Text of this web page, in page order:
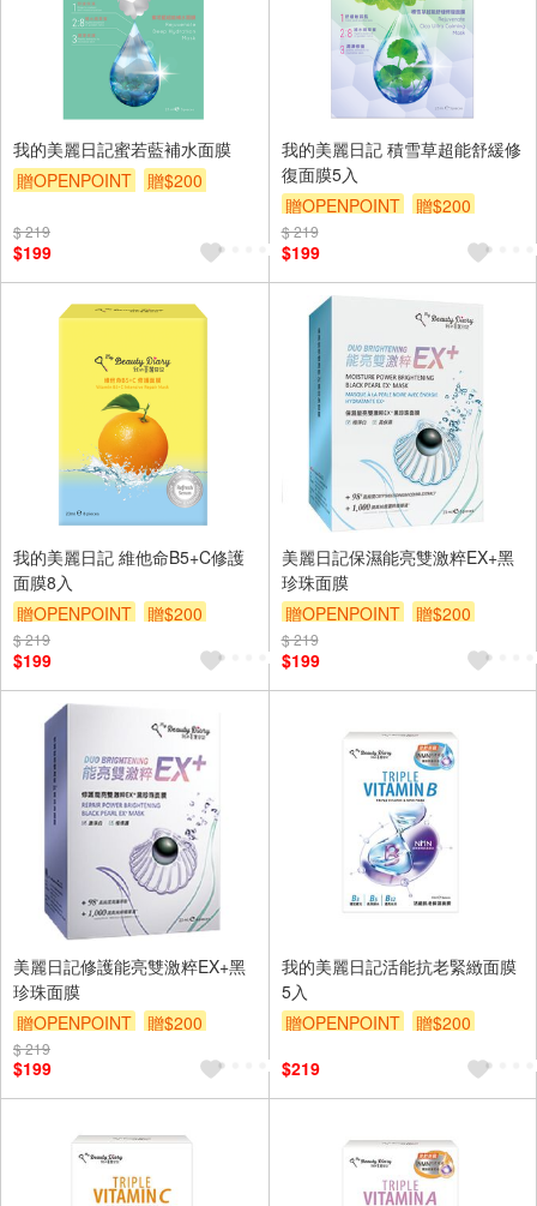
我的美麗日記蜜若藍補水面膜
贈OPENPOINT
贈$200
$ 219
$199
我的美麗日記 積雪草超能舒緩修
復面膜5入
贈OPENPOINT
贈$200
$ 219
$199
我的美麗日記 維他命B5+C修護
面膜8入
贈OPENPOINT
贈$200
$ 219
$199
美麗日記保濕能亮雙激粹EX+黑
珍珠面膜
贈OPENPOINT
贈$200
$ 219
$199
美麗日記修護能亮雙激粹EX+黑
珍珠面膜
贈OPENPOINT
贈$200
$ 219
$199
我的美麗日記活能抗老緊緻面膜
5入
贈OPENPOINT
贈$200
$219